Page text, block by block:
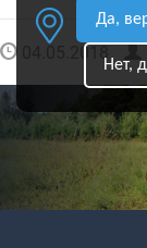
Да,
Нет,
04.05.2018